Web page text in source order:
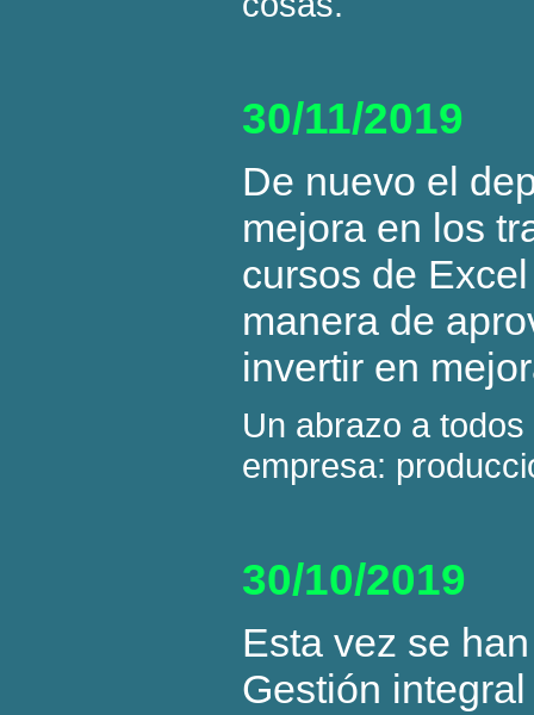
30/11/2019
De nuevo el
mejora en los
cursos de
manera de
invertir en
Un abrazo a
empresa:
30/10/2019
Esta vez se
Gestión